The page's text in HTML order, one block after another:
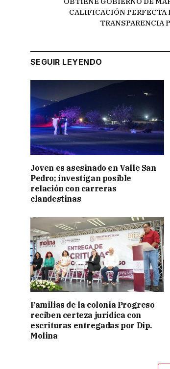
CALIFICACIÓN PERFECTA
TRANSPARENCIA
SEGUIR LEYENDO
Joven es asesinado en Valle San
Pedro; investigan posible
relación con carreras
clandestinas
Familias de la colonia Progreso
reciben certeza jurídica con
escrituras entregadas por Dip.
Molina